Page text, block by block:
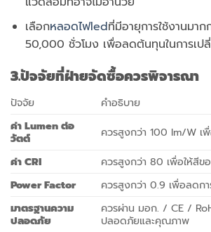
เลือกหลอดไฟledที่มีอายุการใช้งานมา
50,000 ชั่วโมง เพื่อลดต้นทุนในการเป
3.ปัจจัยที่ฝ่ายจัดซื้อควรพิจารณา
ปัจจัย
คำอธิบาย
ค่าLumen ต่อ
วัตต์
ควรสูงกว่า 100 lm/W เ
ค่าCRI
ควรสูงกว่า 80 เพื่อให้สีข
Power Factor
ควรสูงกว่า 0.9 เพื่อลดก
มาตรฐานความ
ปลอดภัย
ควรผ่าน มอก. / CE /
ปลอดภัยและคุณภาพ